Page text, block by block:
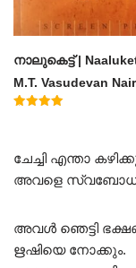
നാലുകെട്ട് |
M.T. Vasudevan Nair
ചേച്ചി എന്താ
അവളെ
അവൾ ഞെട്ടി
ഋഷിയെ നോക്കും.